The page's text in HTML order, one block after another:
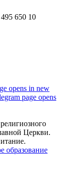
650 10
opens in new
page opens
Церкви.